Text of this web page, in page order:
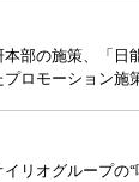
本部の施策、「日
ロモーション施
イリオグループの